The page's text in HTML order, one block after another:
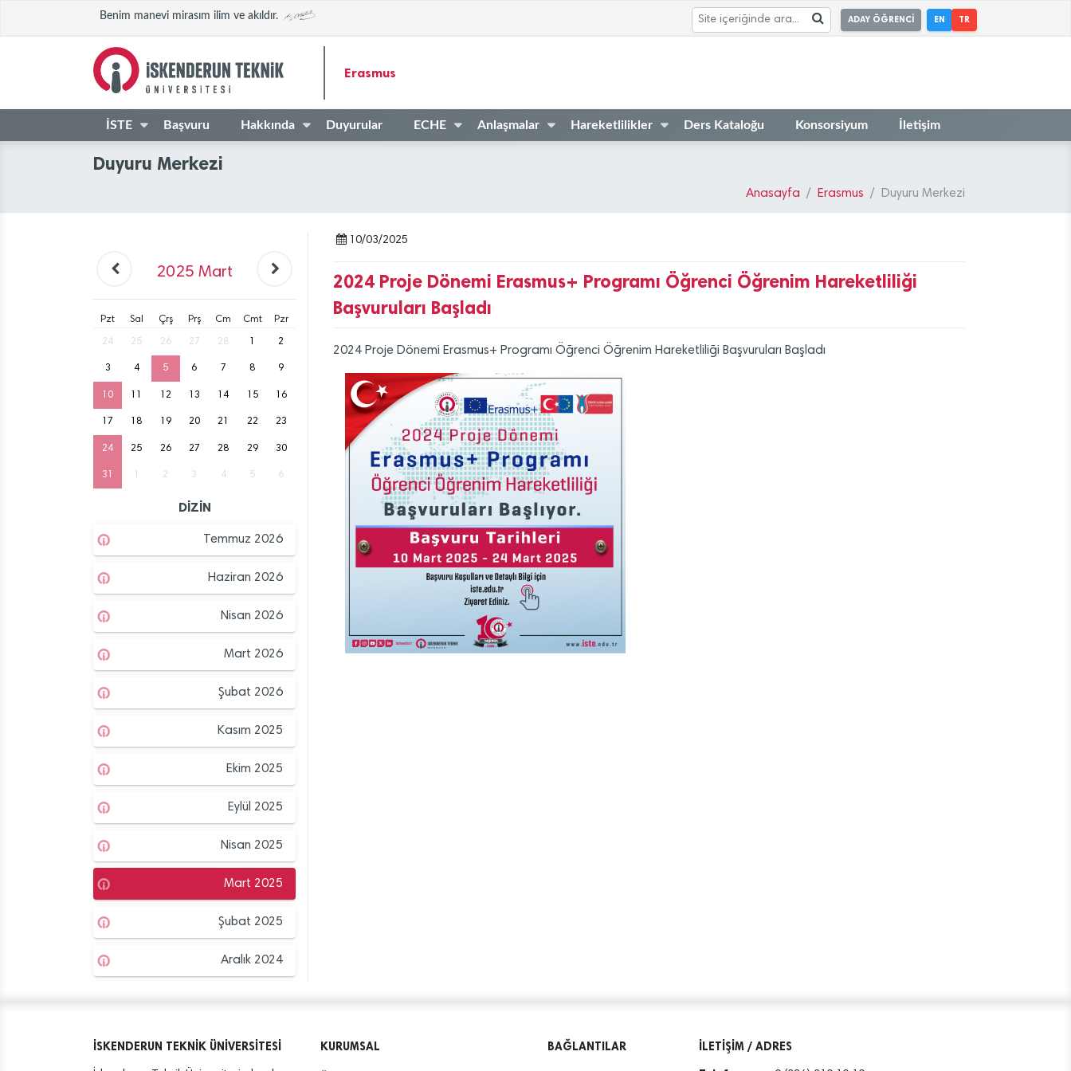
Benim manevi mirasım ilim ve akıldır. ADAY ÖĞRENCİ EN TR
Erasmus
İSTE Başvuru Hakkında Duyurular ECHE Anlaşmalar Hareketlilikler Ders Kataloğu Konsorsiyum İletişim
Duyuru Merkezi
Anasayfa Erasmus Duyuru Merkezi
2025 Mart
Pzt Sal Çrş Prş Cm Cmt Pzr
24 25 26 27 28 2
3 4 5 6 7 8 9
10 12 13 14 15 16
17 18 19 20 21 22 23
24 25 26 27 28 29 30
31 2 3 4 5 6
DİZİN
Temmuz 2026
Haziran 2026
Nisan 2026
Mart 2026
Şubat 2026
Kasım 2025
Ekim 2025
Eylül 2025
Nisan 2025
Mart 2025
Şubat 2025
Aralık 2024
10/03/2025
2024 Proje Dönemi Erasmus+ Programı Öğrenci Öğrenim Hareketliliği
Başvuruları Başladı
2024 Proje Dönemi Erasmus+ Programı Öğrenci Öğrenim Hareketliliği Başvuruları Başladı
İSKENDERUN TEKNİK ÜNİVERSİTESİ KURUMSAL BAĞLANTILAR
İLETİŞİM / ADRES